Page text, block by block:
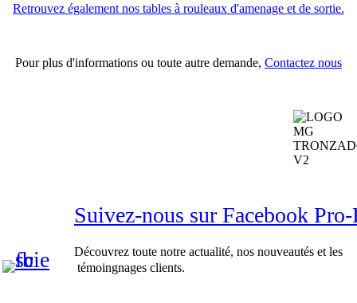
Retrouvez également nos tables à rouleaux d'amenage et de sortie.
Pour plus d'informations ou toute autre demande, Contactez nous
Suivez-nous sur Facebook
Découvrez toute notre actualité, nos nouveautés et les
témoingnages clients.